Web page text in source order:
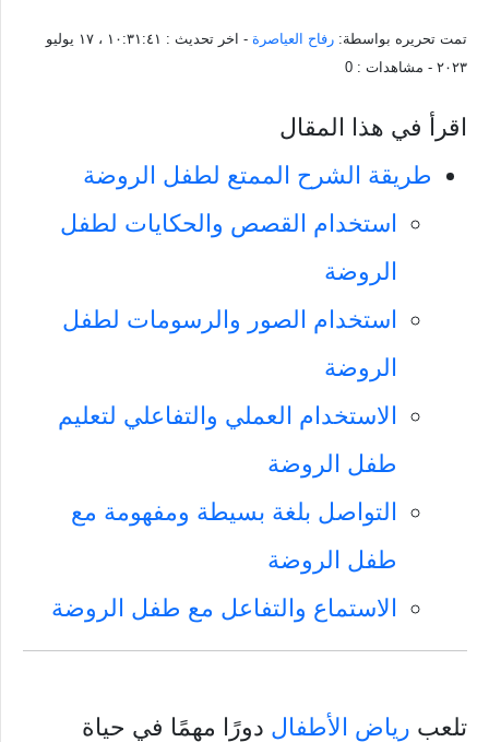
تمت تحريره بواسطة: رفاح العياصرة - اخر تحديث :
١٠:٣١:٤١ ، ١٧ يوليو
٢٠٢٣ - مشاهدات : 0
اقرأ في هذا المقال
طريقة الشرح الممتع لطفل الروضة
استخدام القصص والحكايات لطفل
الروضة
استخدام الصور والرسومات لطفل
الروضة
الاستخدام العملي والتفاعلي لتعليم
طفل الروضة
التواصل بلغة بسيطة ومفهومة مع
طفل الروضة
الاستماع والتفاعل مع طفل الروضة
تلعب رياض الأطفال دورًا مهمًا في حياة